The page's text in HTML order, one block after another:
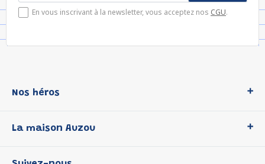
En vous inscrivant à la newsletter, vous acceptez nos CGU.
Nos héros
P'tit Loup
La maison Auzou